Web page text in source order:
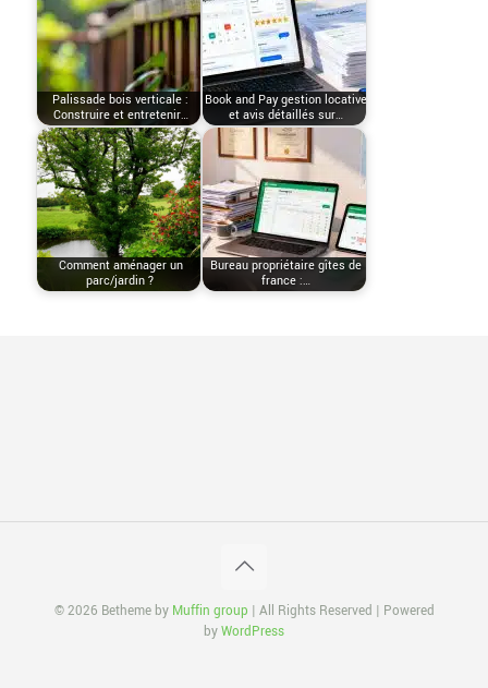
Palissade bois verticale :
Construire et entretenir…
Book and Pay gestion locative
et avis détaillés sur…
Comment aménager un
parc/jardin ?
Bureau propriétaire gîtes de
france :…
© 2026 Betheme by Muffin group | All Rights Reserved | Powered
byWordPress